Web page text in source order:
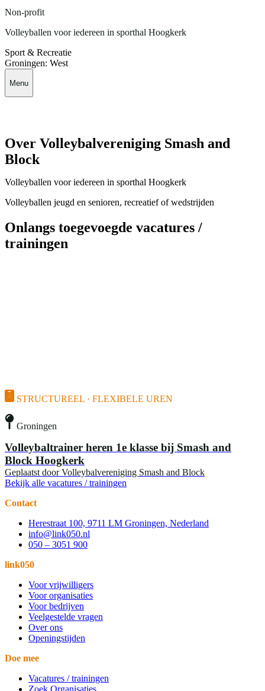
Non-profit
Volleyballen voor iedereen in sporthal Hoogkerk
Sport & Recreatie
Groningen: West
Menu
Over Volleybalvereniging Smash and
Block
Volleyballen voor iedereen in sporthal Hoogkerk
Volleyballen jeugd en senioren, recreatief of wedstrijden
Onlangs toegevoegde vacatures /
trainingen
STRUCTUREEL · FLEXIBELE UREN
Groningen
Volleybaltrainer heren 1e klasse bij Smash and
Block Hoogkerk
Geplaatst door Volleybalvereniging Smash and Block
Bekijk alle vacatures / trainingen
Contact
Herestraat 100, 9711 LM Groningen, Nederland
info@link050.nl
050 – 3051 900
link050
Voor vrijwilligers
Voor organisaties
Voor bedrijven
Veelgestelde vragen
Over ons
Openingstijden
Doe mee
Vacatures / trainingen
Zoek Organisaties